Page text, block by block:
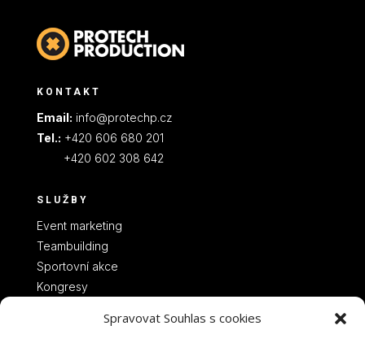
Spravovat Souhlas s cookies
KONTAKT
Email: info@protechp.cz
Tel.: +420 606 680 201
+420 602 308 642
SLUŽBY
Event marketing
Teambuilding
Sportovní akce
Kongresy